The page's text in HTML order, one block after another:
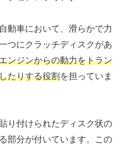
動車において、滑らかで力
つにクラッチディスクがあ
ンジンからの動力をトラン
たりする役割を担っていま
り付けられたディスク状の
部分が付いています。この